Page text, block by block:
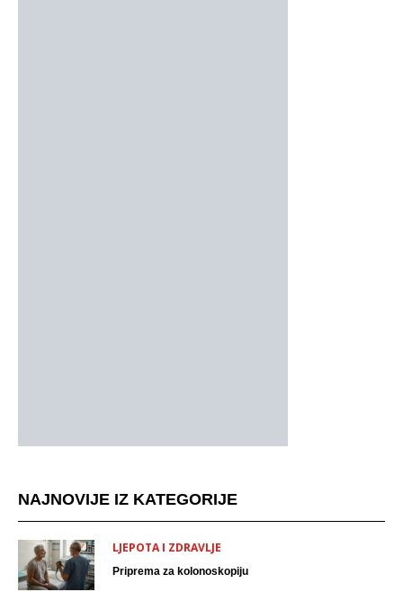
NAJNOVIJE IZ KATEGORIJE
LJEPOTA I ZDRAVLJE
Priprema za kolonoskopiju